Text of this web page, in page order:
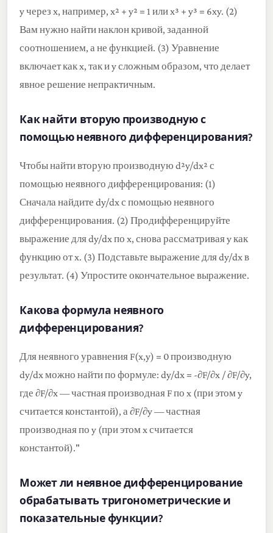
y через x, например, x² + y² = 1 или x³ + y³ = 6xy. (2)
Вам нужно найти наклон кривой, заданной
соотношением, а не функцией. (3) Уравнение
включает как x, так и y сложным образом, что делает
явное решение непрактичным.
Как найти вторую производную с
помощью неявного дифференцирования?
Чтобы найти вторую производную d²y/dx² с
помощью неявного дифференцирования: (1)
Сначала найдите dy/dx с помощью неявного
дифференцирования. (2) Продифференцируйте
выражение для dy/dx по x, снова рассматривая y как
функцию от x. (3) Подставьте выражение для dy/dx в
результат. (4) Упростите окончательное выражение.
Какова формула неявного
дифференцирования?
Для неявного уравнения F(x,y) = 0 производную
dy/dx можно найти по формуле: dy/dx = -∂F/∂x / ∂F/∂y,
где ∂F/∂x — частная производная F по x (при этом y
считается константой), а ∂F/∂y — частная
производная по y (при этом x считается
константой)."
Может ли неявное дифференцирование
обрабатывать тригонометрические и
показательные функции?